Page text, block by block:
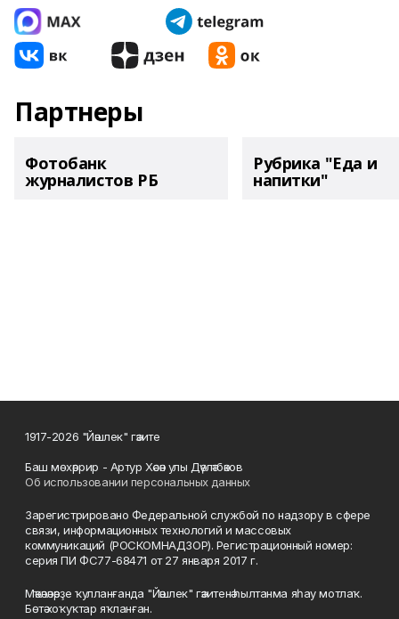
Партнеры
Фотобанк
журналистов РБ
Рубрика "Еда и
напитки"
1917-2026 "Йәшлек" гәзите
Баш мөхәррир - Артур Хәсән улы Дәүләтбәков
Об использовании персональных данных
Зарегистрировано Федеральной службой по надзору в сфере
связи, информационных технологий и массовых
коммуникаций (РОСКОМНАДЗОР). Регистрационный номер:
серия ПИ ФС77-68471 от 27 января 2017 г.
Мәҡәләләрҙе ҡулланғанда "Йәшлек" гәзитенә һылтанма яһау мотлаҡ.
Бөтә хоҡуҡтар яҡланған.